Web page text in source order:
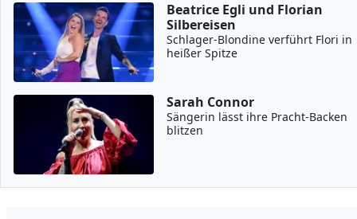
Beatrice Egli und Florian
Silbereisen
Schlager-Blondine verführt Flori in
heißer Spitze
Sarah Connor
Sängerin lässt ihre Pracht-Backen
blitzen